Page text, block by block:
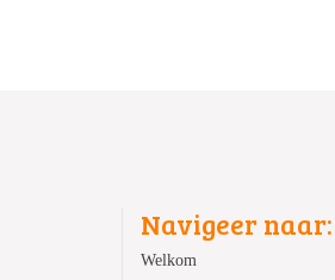
Navigeer naar:
Welkom